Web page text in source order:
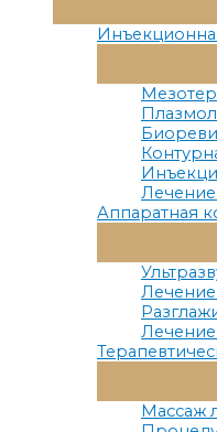
Аппаратная
Массаж